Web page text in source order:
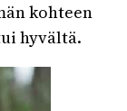
kohteen
hyvältä.